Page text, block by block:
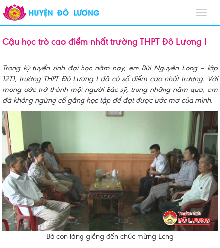
Cậu học trò cao điểm nhất trường THPT Đô Lương I
Trong kỳ tuyển sinh đại học năm nay, em Bùi Nguyên Long – lớp
12T1, trường THPT Đô Lương I đã có số điểm cao nhất trường. Với
mong ước trở thành một người Bác sỹ, trong những năm qua, em
đã không ngừng cố gắng học tập để đạt được ước mơ của mình.
Bà con láng giềng đến chúc mừng Long